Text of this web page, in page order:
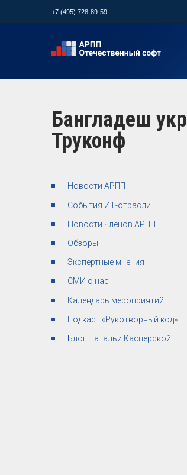
+7 (495) 728-89-59
Бангладеш
Труконф
Новости АРПП
События ИТ-отрасли
Новости членов АРПП
Обзоры
Экспертные мнения
СМИ о нас
Календарь мероприятий
Подкаст «Рукотворный код»
Блог Натальи Касперской